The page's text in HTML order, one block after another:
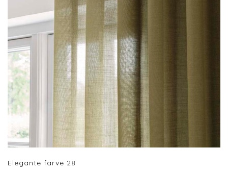
Elegante farve 28